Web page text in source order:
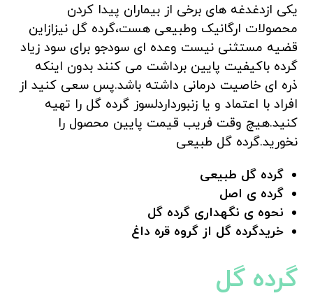
یکی ازدغدغه های برخی از بیماران پیدا کردن
محصولات ارگانیک وطبیعی هست،گرده گل نیزازاین
قضیه مستثنی نیست وعده ای سودجو برای سود زیاد
گرده باکیفیت پایین برداشت می کنند بدون اینکه
ذره ای خاصیت درمانی داشته باشد.پس سعی کنید از
افراد با اعتماد و یا زنبورداردلسوز گرده گل را تهیه
کنید.هیچ وقت فریب قیمت پایین محصول را
نخورید.گرده گل طبیعی
گرده گل طبیعی
گرده ی اصل
نحوه ی نگهداری گرده گل
خریدگرده گل از گروه قره داغ
گرده گل